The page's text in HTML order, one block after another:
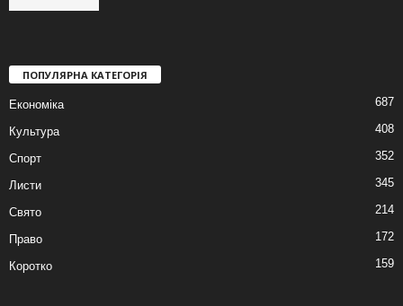
ПОПУЛЯРНА КАТЕГОРІЯ
Економіка 687
Культура 408
Спорт 352
Листи 345
Свято 214
Право 172
Коротко 159